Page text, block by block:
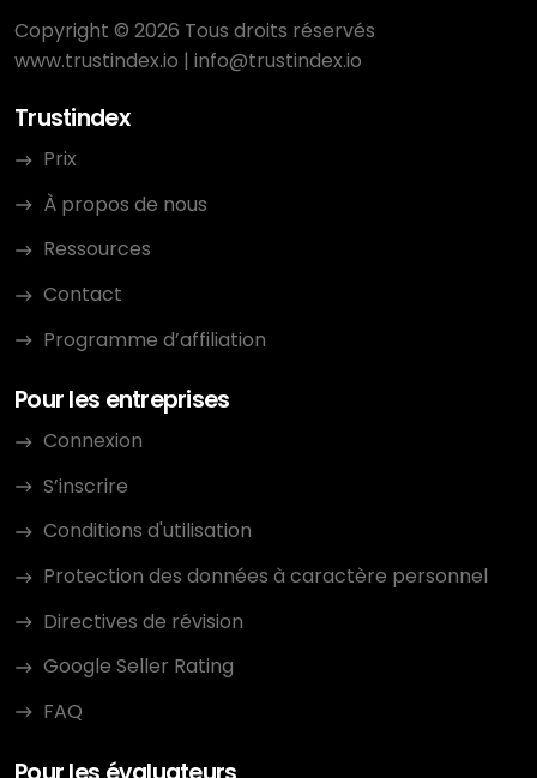
Copyright © 2026 Tous droits réservés
www.trustindex.io | info@trustindex.io
Trustindex
Prix
À propos de nous
Ressources
Contact
Programme d’affiliation
Pour les entreprises
Connexion
S’inscrire
Conditions d'utilisation
Protection des données à caractère personnel
Directives de révision
Google Seller Rating
FAQ